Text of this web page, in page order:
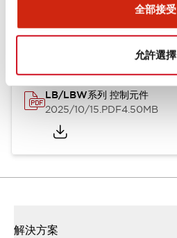
全部接受
允許選擇
型錄和宣傳手冊 CAD檔 技術文件
LB/LBW系列 控制元件
2025/10/15.PDF4.50MB
解決方案